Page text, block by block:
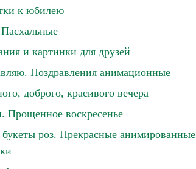
к юбилею
и картинки для друзей
Поздравления анимационные
доброго, красивого вечера
Прощенное воскресенье
роз. Прекрасные анимированные